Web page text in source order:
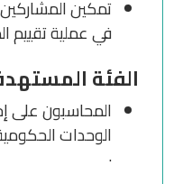
تمكين
في عملية تقييم
الفئة
المحاسبون على
الوحدات
·